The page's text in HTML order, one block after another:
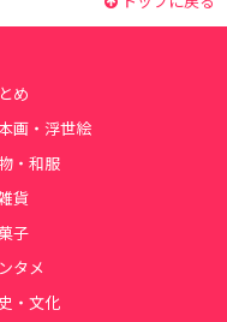
め
画・浮世絵
・和服
貨
子
タメ
・文化